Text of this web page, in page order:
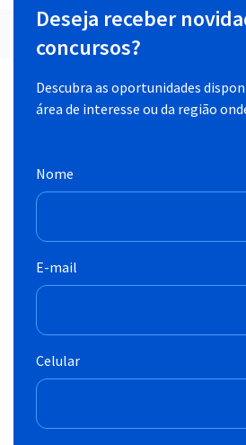
Deseja receber
concursos?
Descubra as oportunidades
área de interesse ou da região
Nome
E-mail
Celular